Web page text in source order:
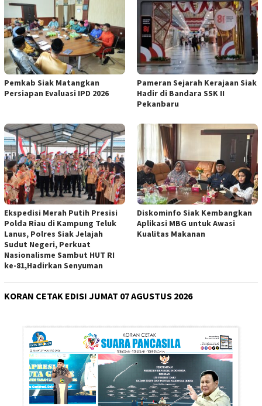
Pemkab Siak Matangkan
Persiapan Evaluasi IPD 2026
Pameran Sejarah Kerajaan Siak
Hadir di Bandara SSK II
Pekanbaru
Ekspedisi Merah Putih Presisi
Polda Riau di Kampung Teluk
Lanus, Polres Siak Jelajah
Sudut Negeri, Perkuat
Nasionalisme Sambut HUT RI
ke-81,Hadirkan Senyuman
Diskominfo Siak Kembangkan
Aplikasi MBG untuk Awasi
Kualitas Makanan
KORAN CETAK EDISI JUMAT 07 AGUSTUS 2026